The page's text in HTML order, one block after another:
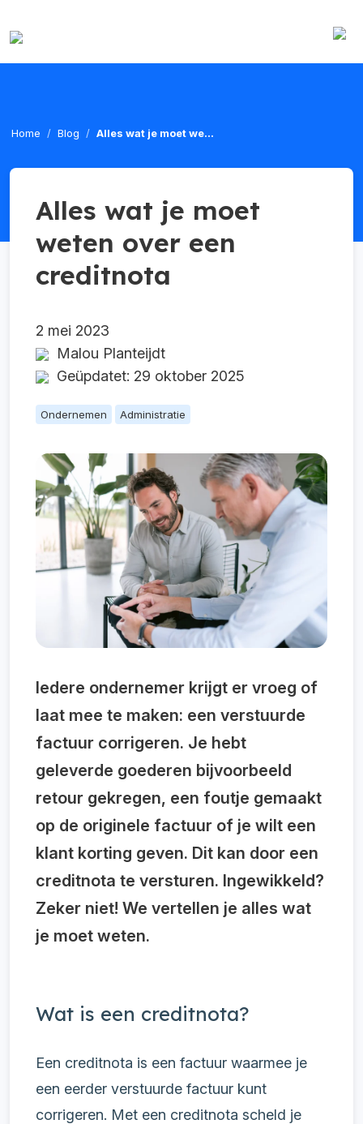
Home Blog Alles wat je moet we...
Alles wat je moet
weten over een
creditnota
2 mei 2023
Malou Planteijdt
Geüpdatet: 29 oktober 2025
Ondernemen Administratie
Iedere ondernemer krijgt er vroeg of
laat mee te maken: een verstuurde
factuur corrigeren. Je hebt
geleverde goederen bijvoorbeeld
retour gekregen, een foutje gemaakt
op de originele factuur of je wilt een
klant korting geven. Dit kan door een
creditnota te versturen. Ingewikkeld?
Zeker niet! We vertellen je alles wat
je moet weten.
Wat is een creditnota?
Een creditnota is een factuur waarmee je
een eerder verstuurde factuur kunt
corrigeren. Met een creditnota scheld je